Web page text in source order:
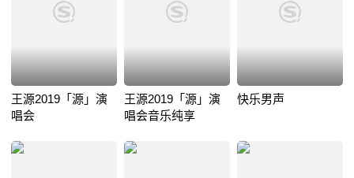
王源2019「源」演
唱会
王源2019「源」演
唱会音乐纯享
快乐男声